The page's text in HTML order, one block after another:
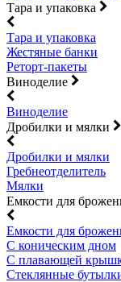
Тара и упаковка
Тара и упаковка
Жестяные банки
Реторт-пакеты
Виноделие
Виноделие
Дробилки и мялки
Дробилки и мялки
Гребнеотделитель
Мялки
Емкости для
Емкости для
С коническим дном
С плавающей
Стеклянные